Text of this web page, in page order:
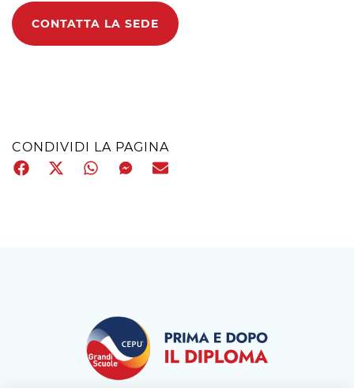
CONTATTA LA SEDE
CONDIVIDI LA PAGINA